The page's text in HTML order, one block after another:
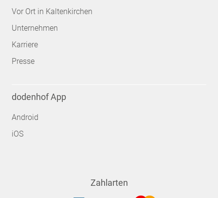
Vor Ort in Kaltenkirchen
Unternehmen
Karriere
Presse
dodenhof App
Android
iOS
Zahlarten